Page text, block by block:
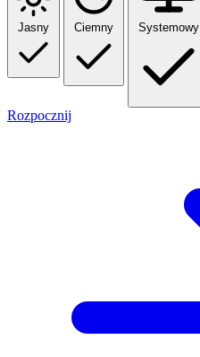
Jasny Ciemny Systemowy
Rozpocznij